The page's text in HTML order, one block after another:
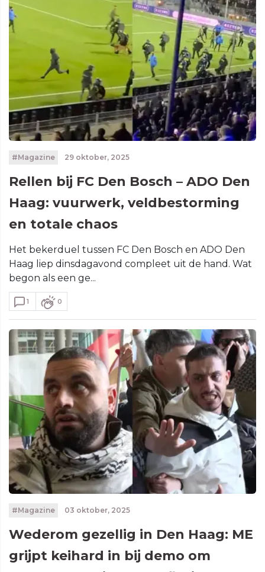
#Magazine 29 oktober, 2025
Rellen bij FC Den Bosch – ADO Den
Haag: vuurwerk, veldbestorming
en totale chaos
Het bekerduel tussen FC Den Bosch en ADO Den
Haag liep dinsdagavond compleet uit de hand. Wat
begon als een ge...
1 0
#Magazine 03 oktober, 2025
Wederom gezellig in Den Haag: ME
grijpt keihard in bij demo om